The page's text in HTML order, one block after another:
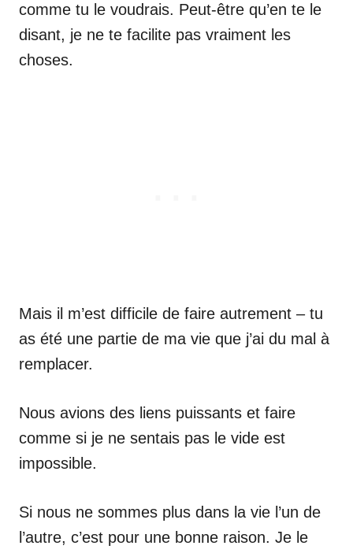
comme tu le voudrais. Peut-être qu’en te le
disant, je ne te facilite pas vraiment les
choses.
Mais il m’est difficile de faire autrement – tu
as été une partie de ma vie que j’ai du mal à
remplacer.
Nous avions des liens puissants et faire
comme si je ne sentais pas le vide est
impossible.
Si nous ne sommes plus dans la vie l’un de
l’autre, c’est pour une bonne raison. Je le